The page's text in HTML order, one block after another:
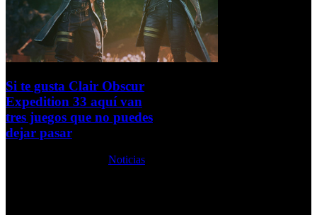
Si te gusta Clair Obscur
Expedition 33 aquí van
tres juegos que no puedes
dejar pasar
Noticias